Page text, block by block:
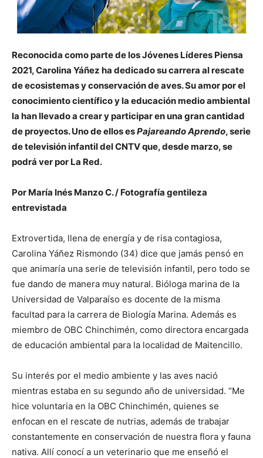
Reconocida como parte de los Jóvenes Líderes Piensa
2021, Carolina Yáñez ha dedicado su carrera al rescate
de ecosistemas y conservación de aves. Su amor por el
conocimiento científico y la educación medio ambiental
la han llevado a crear y participar en una gran cantidad
de proyectos. Uno de ellos esPajareando Aprendo, serie
de televisión infantil del CNTV que, desde marzo, se
podrá ver por La Red.
Por María Inés Manzo C. / Fotografía gentileza
entrevistada
Extrovertida, llena de energía y de risa contagiosa,
Carolina Yáñez Rismondo (34) dice que jamás pensó en
que animaría una serie de televisión infantil, pero todo se
fue dando de manera muy natural. Bióloga marina de la
Universidad de Valparaíso es docente de la misma
facultad para la carrera de Biología Marina. Además es
miembro de OBC Chinchimén, como directora encargada
de educación ambiental para la localidad de Maitencillo.
Su interés por el medio ambiente y las aves nació
mientras estaba en su segundo año de universidad. “Me
hice voluntaria en la OBC Chinchimén, quienes se
enfocan en el rescate de nutrias, además de trabajar
constantemente en conservación de nuestra flora y fauna
nativa. Allí conocí a un veterinario que me enseñó el